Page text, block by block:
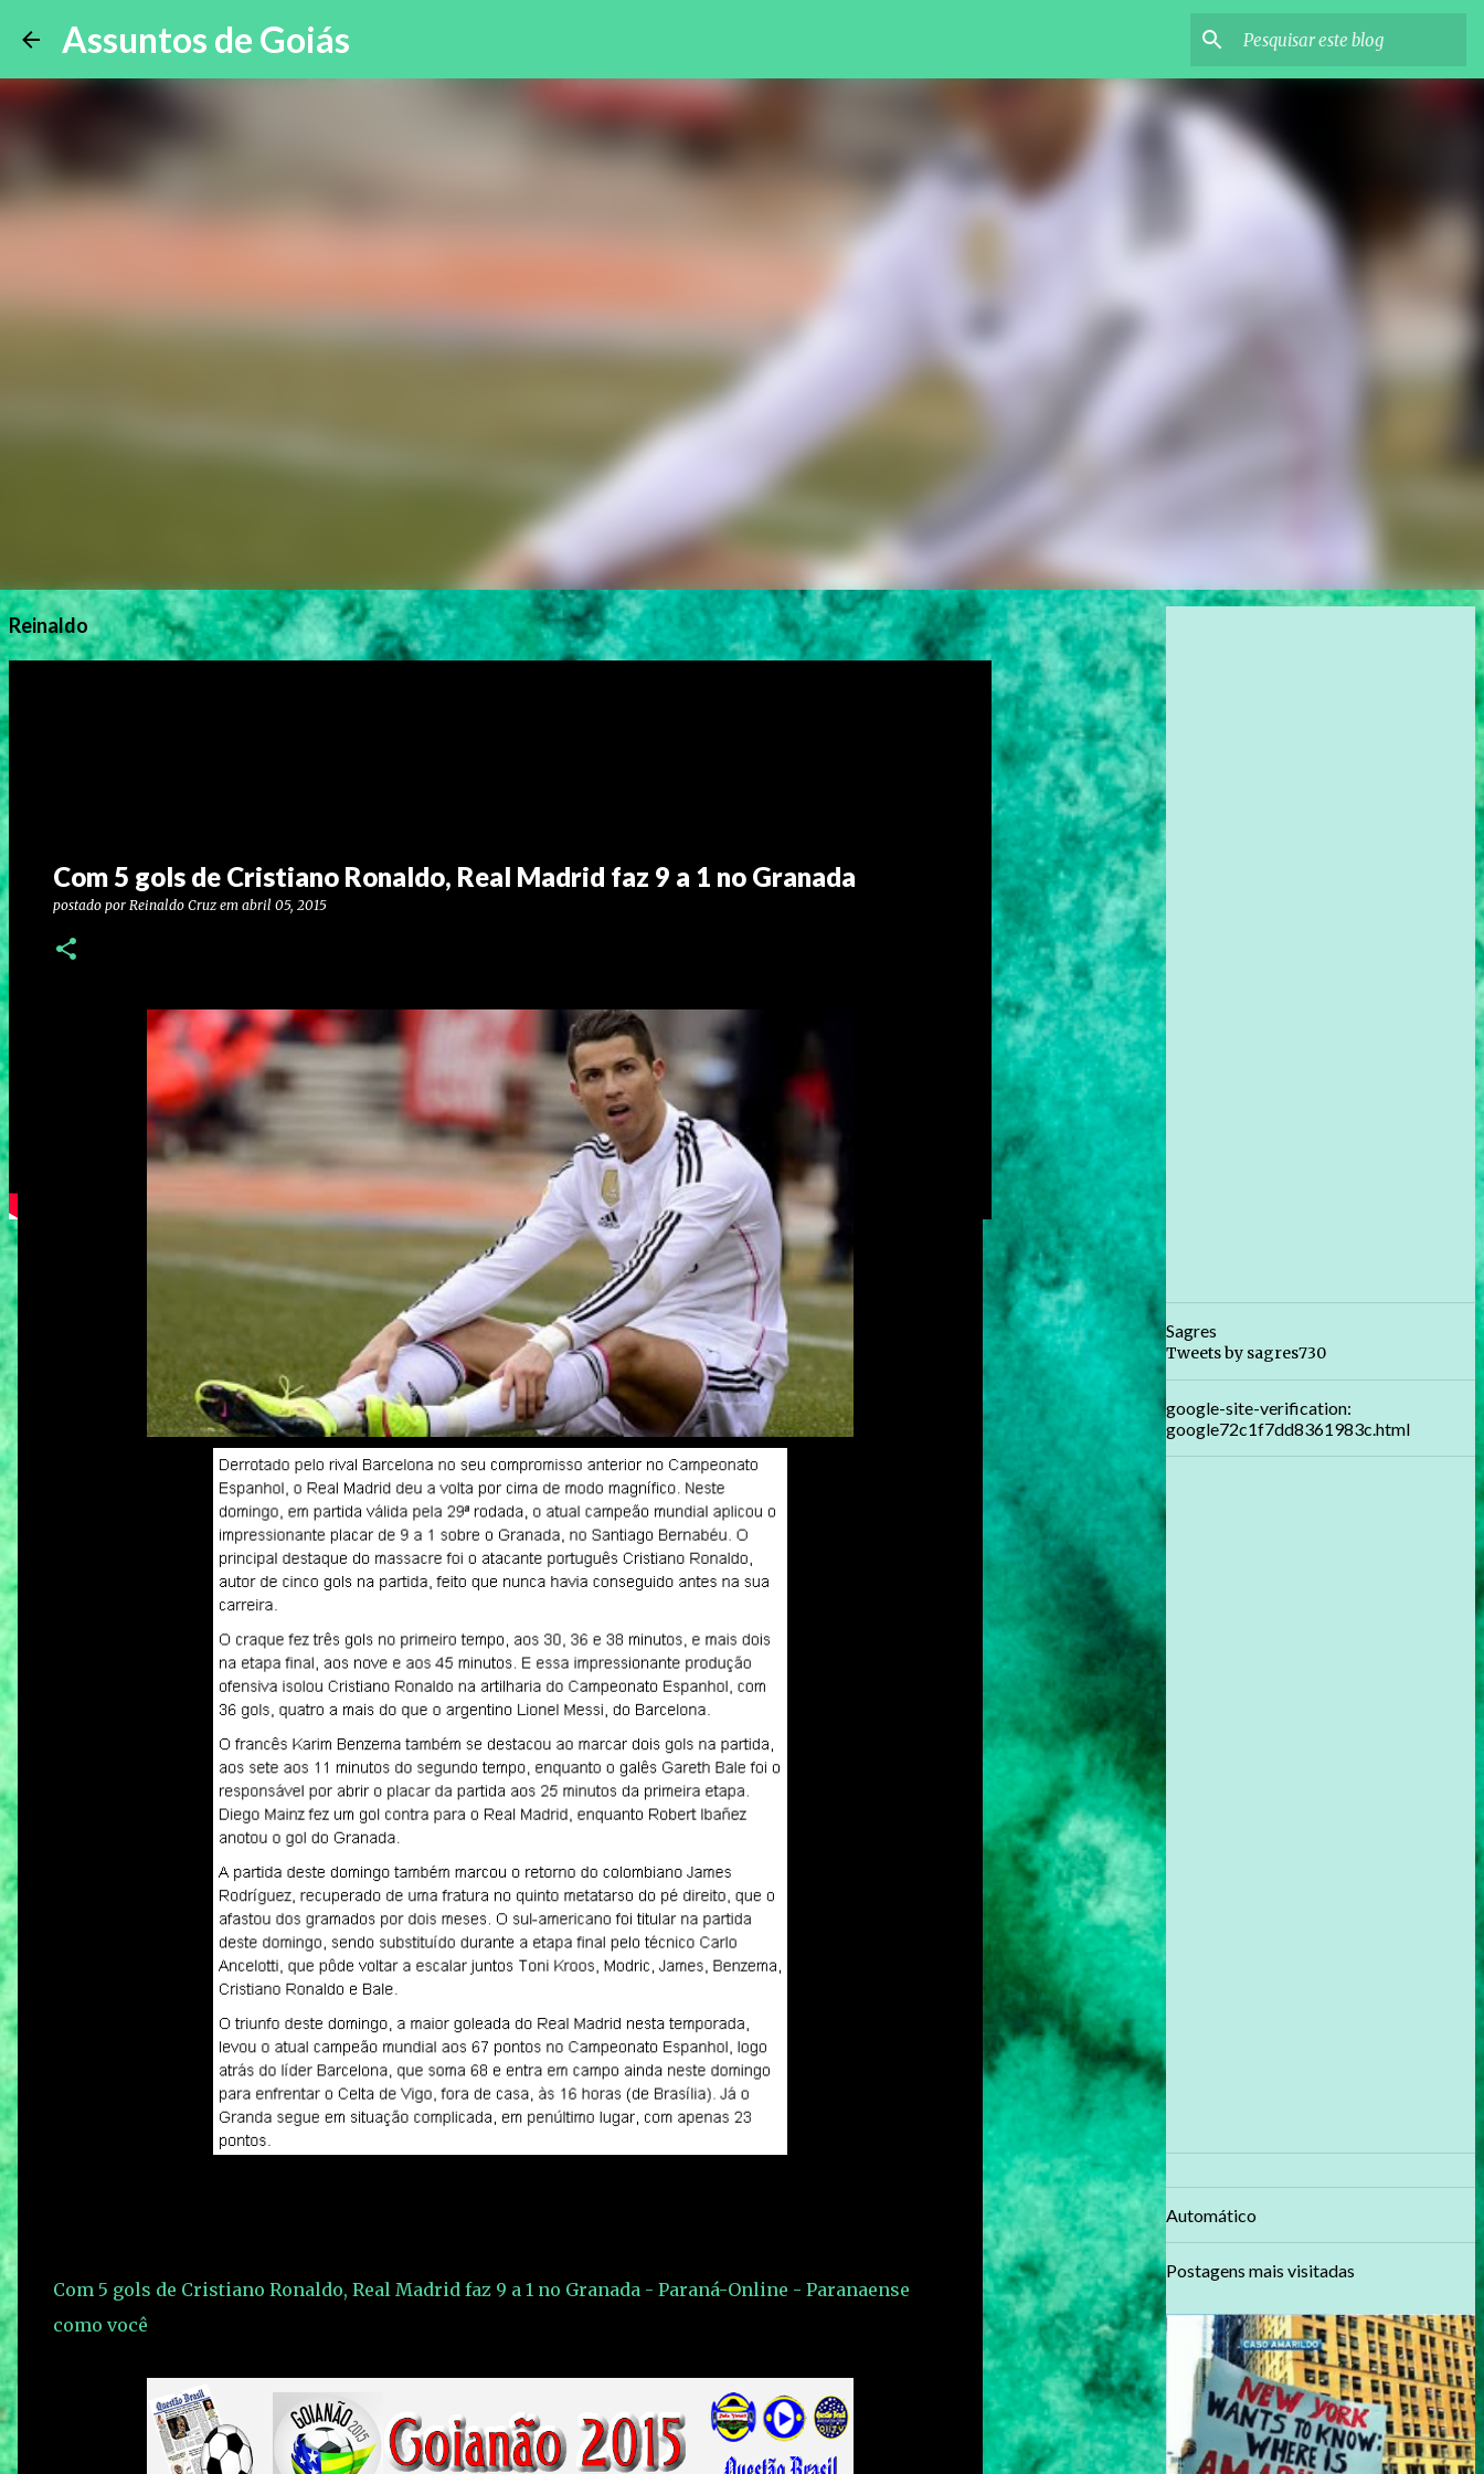
Assuntos de Goiás
Reinaldo
Com 5 gols de Cristiano Ronaldo, Real Madrid faz 9 a 1 no Granada
postado por Reinaldo Cruz em abril 05, 2015
Com 5 gols de Cristiano Ronaldo, Real Madrid faz 9 a 1 no Granada - Paraná-Online - Paranaense
como você
Sagres
Tweets by sagres730
google-site-verification:
google72c1f7dd8361983c.html
Automático
Postagens mais visitadas